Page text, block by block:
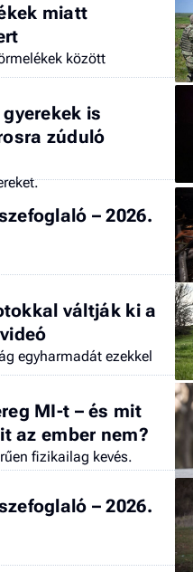
miatt
között
is
zúduló
– 2026.
váltják ki a
egyharmadát ezekkel
MI-t – és mit
az ember nem?
fizikailag kevés.
– 2026.